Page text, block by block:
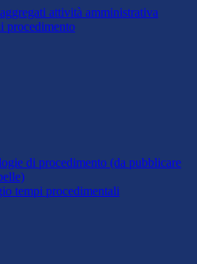
attività amministrativa
procedimento
di procedimento (da pubblicare
tempi procedimentali